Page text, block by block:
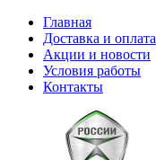
Главная
Доставка и оплата
Акции и новости
Условия работы
Контакты